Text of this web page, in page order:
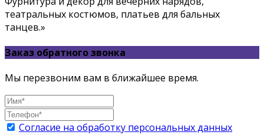
театральных костюмов, платьев для бальных
танцев.»
Заказ обратного звонка
Мы перезвоним вам в ближайшее время.
Согласие на обработку персональных данных